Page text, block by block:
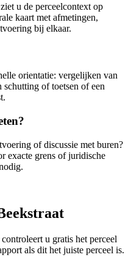
u de perceelcontext op
kaart met afmetingen,
bij elkaar.
orientatie: vergelijken van
of toetsen of een
of discussie met buren?
exacte grens of juridische
u gratis het perceel
als dit het juiste perceel is.